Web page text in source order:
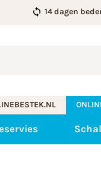
14 dagen